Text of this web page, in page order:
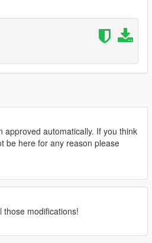
animation
not work
Valve Sound)
approved automatically. If you think
be here for any reason please
those modifications!